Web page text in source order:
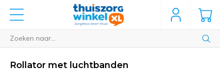
Rollator met luchtbanden